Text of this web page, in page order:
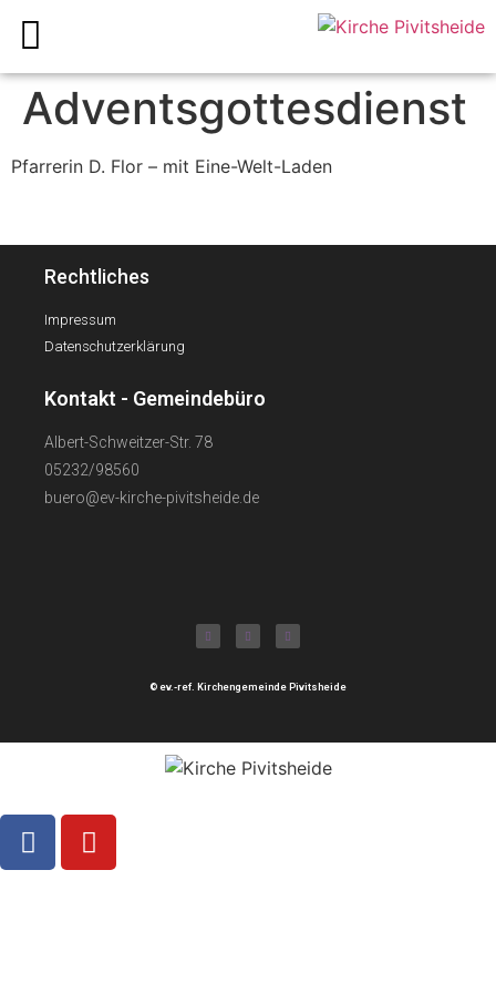
Adventsgottesdienst
Pfarrerin D. Flor – mit Eine-Welt-Laden
Kontakt - Gemeindebüro
Albert-Schweitzer-Str. 78
05232/98560
buero@ev-kirche-pivitsheide.de
Rechtliches
Impressum
Datenschutzerklärung
© ev.-ref. Kirchengemeinde Pivitsheide